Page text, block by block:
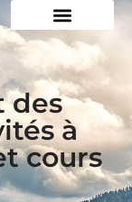
des
à
cours